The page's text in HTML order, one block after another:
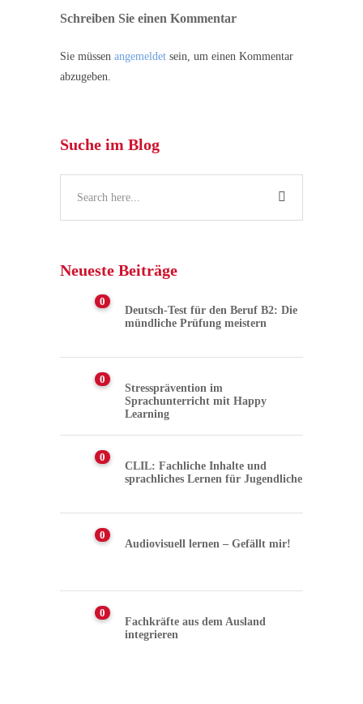
Schreiben Sie einen Kommentar
Sie müssen angemeldet sein, um einen Kommentar
abzugeben.
Suche im Blog
Neueste Beiträge
0
Deutsch-Test für den Beruf B2: Die
mündliche Prüfung meistern
0
Stressprävention im
Sprachunterricht mit Happy
Learning
0
CLIL: Fachliche Inhalte und
sprachliches Lernen für Jugendliche
0
Audiovisuell lernen – Gefällt mir!
0
Fachkräfte aus dem Ausland
integrieren